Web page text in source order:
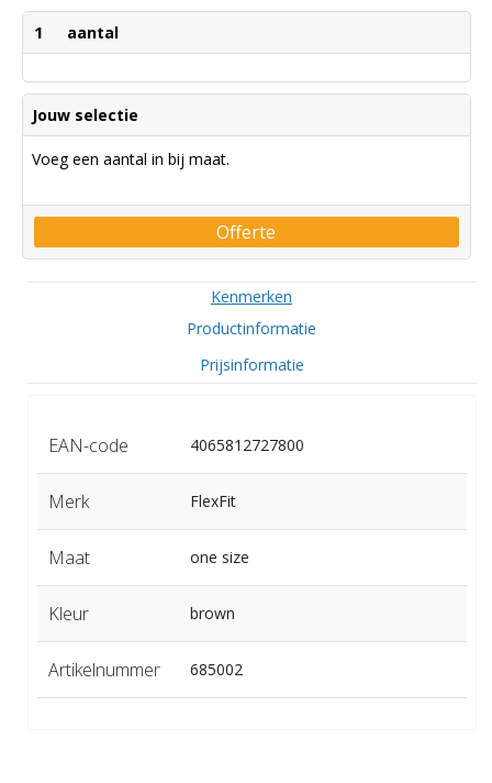
1 aantal
Jouw selectie
Voeg een aantal in bij maat.
Offerte
Kenmerken
Productinformatie
Prijsinformatie
EAN-code 4065812727800
Merk FlexFit
Maat one size
Kleur brown
Artikelnummer 685002